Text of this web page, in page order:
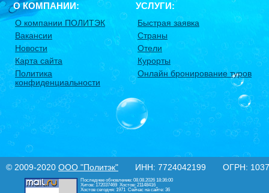
О КОМПАНИИ:
О компании ПОЛИТЭК
Вакансии
Новости
Карта сайта
Политика
конфиденциальности
УСЛУГИ:
Быстрая заявка
Страны
Отели
Курорты
Онлайн бронирование туров
© 2009-2020 ООО "Политэк" ИНН: 7724042199 ОГРН:
Последнее обновление: 08.08.2026 18:36:00
Хитов: 172037469 Хостов: 21148416
Хостов сегодня: 1971 Сейчас на сайте: 36